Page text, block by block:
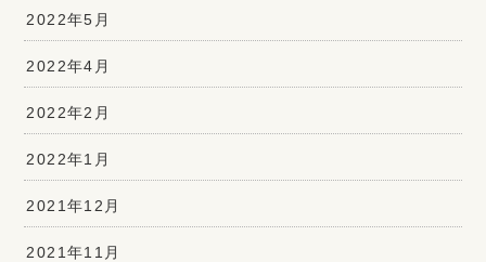
2022年5月
2022年4月
2022年2月
2022年1月
2021年12月
2021年11月